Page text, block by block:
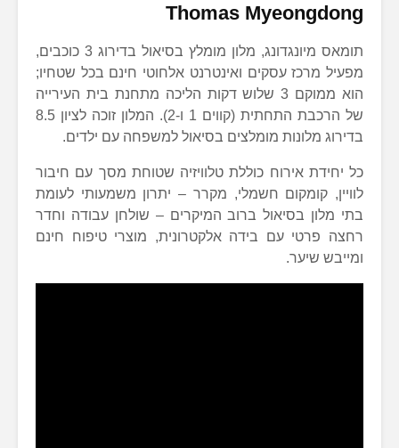
Thomas Myeongdong
תומאס מיונגדונג, מלון מומלץ בסיאול בדירוג 3 כוכבים,
מפעיל מרכז עסקים ואינטרנט אלחוטי חינם בכל שטחיו;
הוא ממוקם 3 שלוש דקות הליכה מתחנת בית העירייה
של הרכבת התחתית (קווים 1 ו-2). המלון זוכה לציון 8.5
בדירוג מלונות מומלצים בסיאול למשפחה עם ילדים.
כל יחידת אירוח כוללת טלוויזיה שטוחת מסך עם חיבור
לוויין, קומקום חשמלי, מקרר – יתרון משמעותי לעומת
בתי מלון בסיאול ברוב המיקרים – שולחן עבודה וחדר
רחצה פרטי עם בידה אלקטרונית, מוצרי טיפוח חינם
ומייבש שיער.